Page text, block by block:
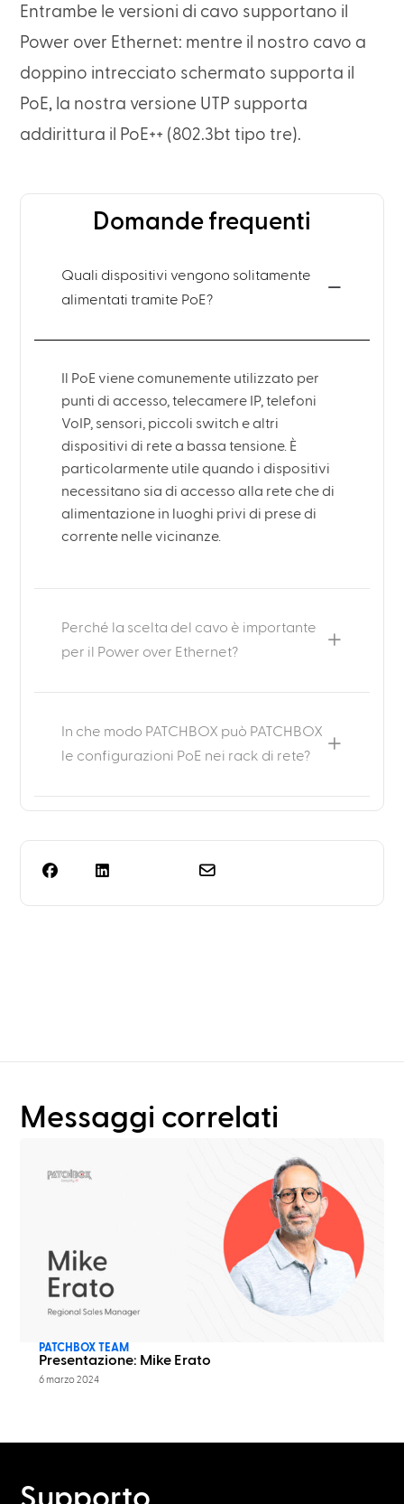
Entrambe le versioni di cavo supportano il
Power over Ethernet: mentre il nostro cavo a
doppino intrecciato schermato supporta il
PoE, la nostra versione UTP supporta
addirittura il PoE++ (802.3bt tipo tre).
Domande frequenti
Quali dispositivi vengono solitamente
alimentati tramite PoE?
Il PoE viene comunemente utilizzato per
punti di accesso, telecamere IP, telefoni
VoIP, sensori, piccoli switch e altri
dispositivi di rete a bassa tensione. È
particolarmente utile quando i dispositivi
necessitano sia di accesso alla rete che di
alimentazione in luoghi privi di prese di
corrente nelle vicinanze.
Perché la scelta del cavo è importante
per il Power over Ethernet?
In che modo PATCHBOX può PATCHBOX
le configurazioni PoE nei rack di rete?
Messaggi correlati
PATCHBOX TEAM
Presentazione: Mike Erato
6 marzo 2024